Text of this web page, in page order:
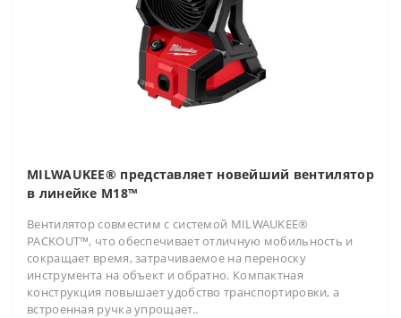
MILWAUKEE® представляет новейший вентилятор
в линейке M18™
Вентилятор совместим с системой MILWAUKEE®
PACKOUT™, что обеспечивает отличную мобильность и
сокращает время, затрачиваемое на переноску
инструмента на объект и обратно. Компактная
конструкция повышает удобство транспортировки, а
встроенная ручка упрощает..